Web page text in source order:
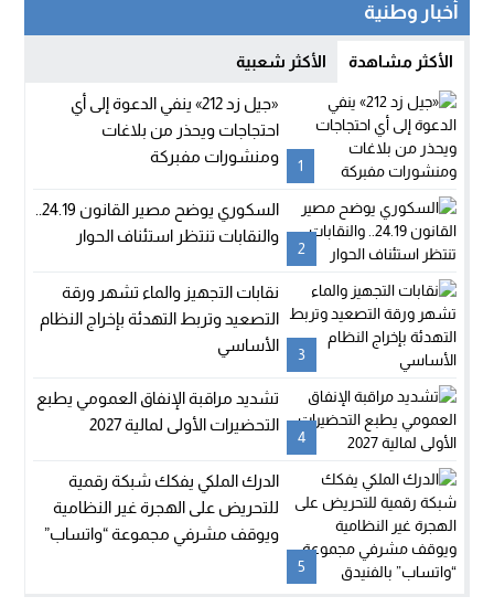
أخبار وطنية
الأكثر مشاهدة الأكثر شعبية
1
«جيل زد 212» ينفي الدعوة إلى أي
احتجاجات ويحذر من بلاغات
ومنشورات مفبركة
2
والنقابات تنتظر استئناف الحوار
3
نقابات التجهيز والماء تشهر ورقة
التصعيد وتربط التهدئة بإخراج النظام
الأساسي
4
تشديد مراقبة الإنفاق العمومي يطبع
التحضيرات الأولى لمالية 2027
5
الدرك الملكي يفكك شبكة رقمية
للتحريض على الهجرة غير النظامية
ويوقف مشرفي مجموعة “واتساب”